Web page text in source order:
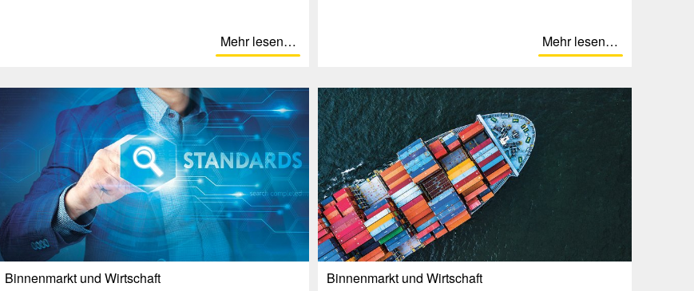
Mehr lesen… Mehr lesen…
Binnenmarkt und Wirtschaft Binnenmarkt und Wirtschaft